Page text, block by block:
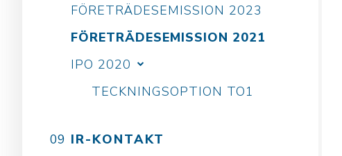
FÖRETRÄDESEMISSION 2023
FÖRETRÄDESEMISSION 2021
IPO 2020
TECKNINGSOPTION TO1
IR-KONTAKT